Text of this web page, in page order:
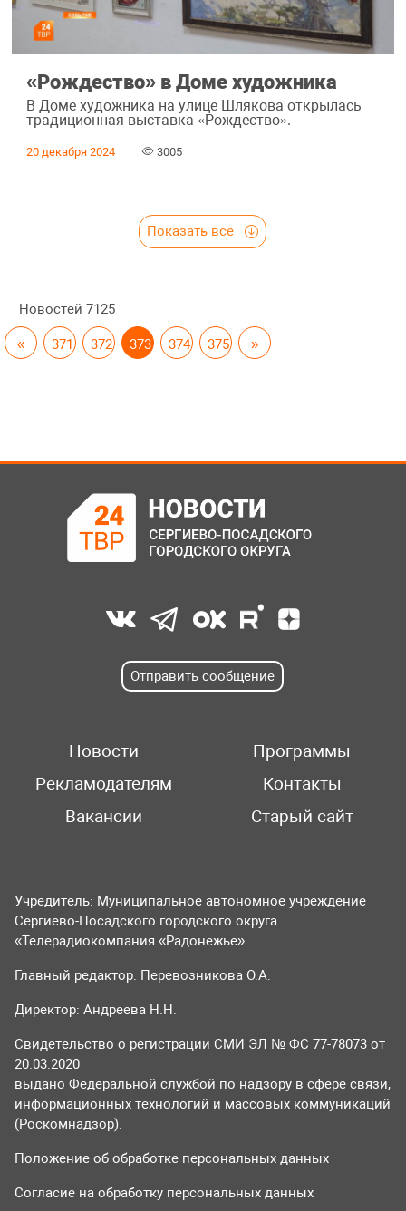
«Рождество» в Доме художника
В Доме художника на улице Шлякова открылась
традиционная выставка «Рождество».
20 декабря 2024 3005
Показать все
Новостей 7125
« 371 372 373 374 375 »
Отправить сообщение
Новости
Программы
Рекламодателям
Контакты
Вакансии
Старый сайт
Учредитель: Муниципальное автономное учреждение
Сергиево-Посадского городского округа
«Телерадиокомпания «Радонежье».
Главный редактор: Перевозникова О.А.
Директор: Андреева Н.Н.
Свидетельство о регистрации СМИ ЭЛ № ФС 77-78073 от
20.03.2020
выдано Федеральной службой по надзору в сфере связи,
информационных технологий и массовых коммуникаций
(Роскомнадзор).
Положение об обработке персональных данных
Согласие на обработку персональных данных